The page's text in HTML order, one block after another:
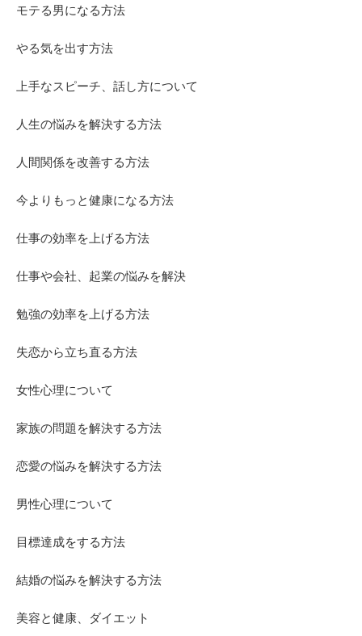
モテる男になる方法
やる気を出す方法
上手なスピーチ、話し方について
人生の悩みを解決する方法
人間関係を改善する方法
今よりもっと健康になる方法
仕事の効率を上げる方法
仕事や会社、起業の悩みを解決
勉強の効率を上げる方法
失恋から立ち直る方法
女性心理について
家族の問題を解決する方法
恋愛の悩みを解決する方法
男性心理について
目標達成をする方法
結婚の悩みを解決する方法
美容と健康、ダイエット